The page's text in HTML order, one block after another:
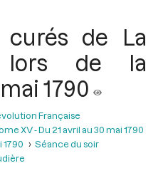
curés de La
lors de la
1790
Française
XV - Du 21 avril au 30 mai 1790
1790
Séance du soir